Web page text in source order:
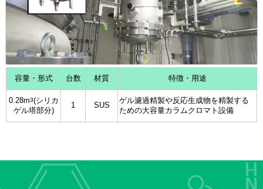
容量・形式 台数 材質 特徴・用途
0.28m3(シリカ
ゲル塔部分)
1 SUS
ゲル濾過精製や反応生成物を精製する
ための大容量カラムクロマト設備